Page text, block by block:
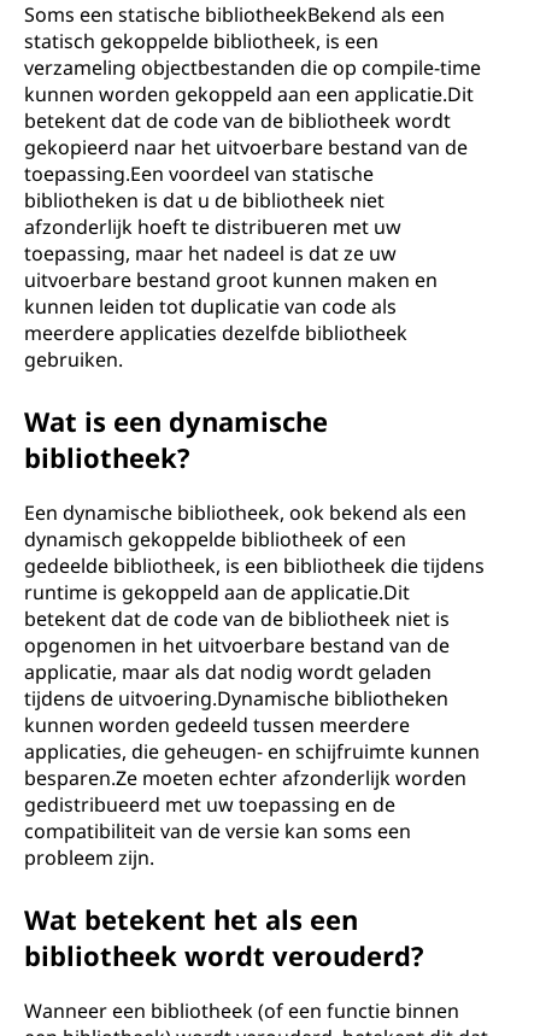
Soms een statische bibliotheekBekend als een
statisch gekoppelde bibliotheek, is een
verzameling objectbestanden die op compile-time
kunnen worden gekoppeld aan een applicatie.Dit
betekent dat de code van de bibliotheek wordt
gekopieerd naar het uitvoerbare bestand van de
toepassing.Een voordeel van statische
bibliotheken is dat u de bibliotheek niet
afzonderlijk hoeft te distribueren met uw
toepassing, maar het nadeel is dat ze uw
uitvoerbare bestand groot kunnen maken en
kunnen leiden tot duplicatie van code als
meerdere applicaties dezelfde bibliotheek
gebruiken.
Wat is een dynamische
bibliotheek?
Een dynamische bibliotheek, ook bekend als een
dynamisch gekoppelde bibliotheek of een
gedeelde bibliotheek, is een bibliotheek die tijdens
runtime is gekoppeld aan de applicatie.Dit
betekent dat de code van de bibliotheek niet is
opgenomen in het uitvoerbare bestand van de
applicatie, maar als dat nodig wordt geladen
tijdens de uitvoering.Dynamische bibliotheken
kunnen worden gedeeld tussen meerdere
applicaties, die geheugen- en schijfruimte kunnen
besparen.Ze moeten echter afzonderlijk worden
gedistribueerd met uw toepassing en de
compatibiliteit van de versie kan soms een
probleem zijn.
Wat betekent het als een
bibliotheek wordt verouderd?
Wanneer een bibliotheek (of een functie binnen